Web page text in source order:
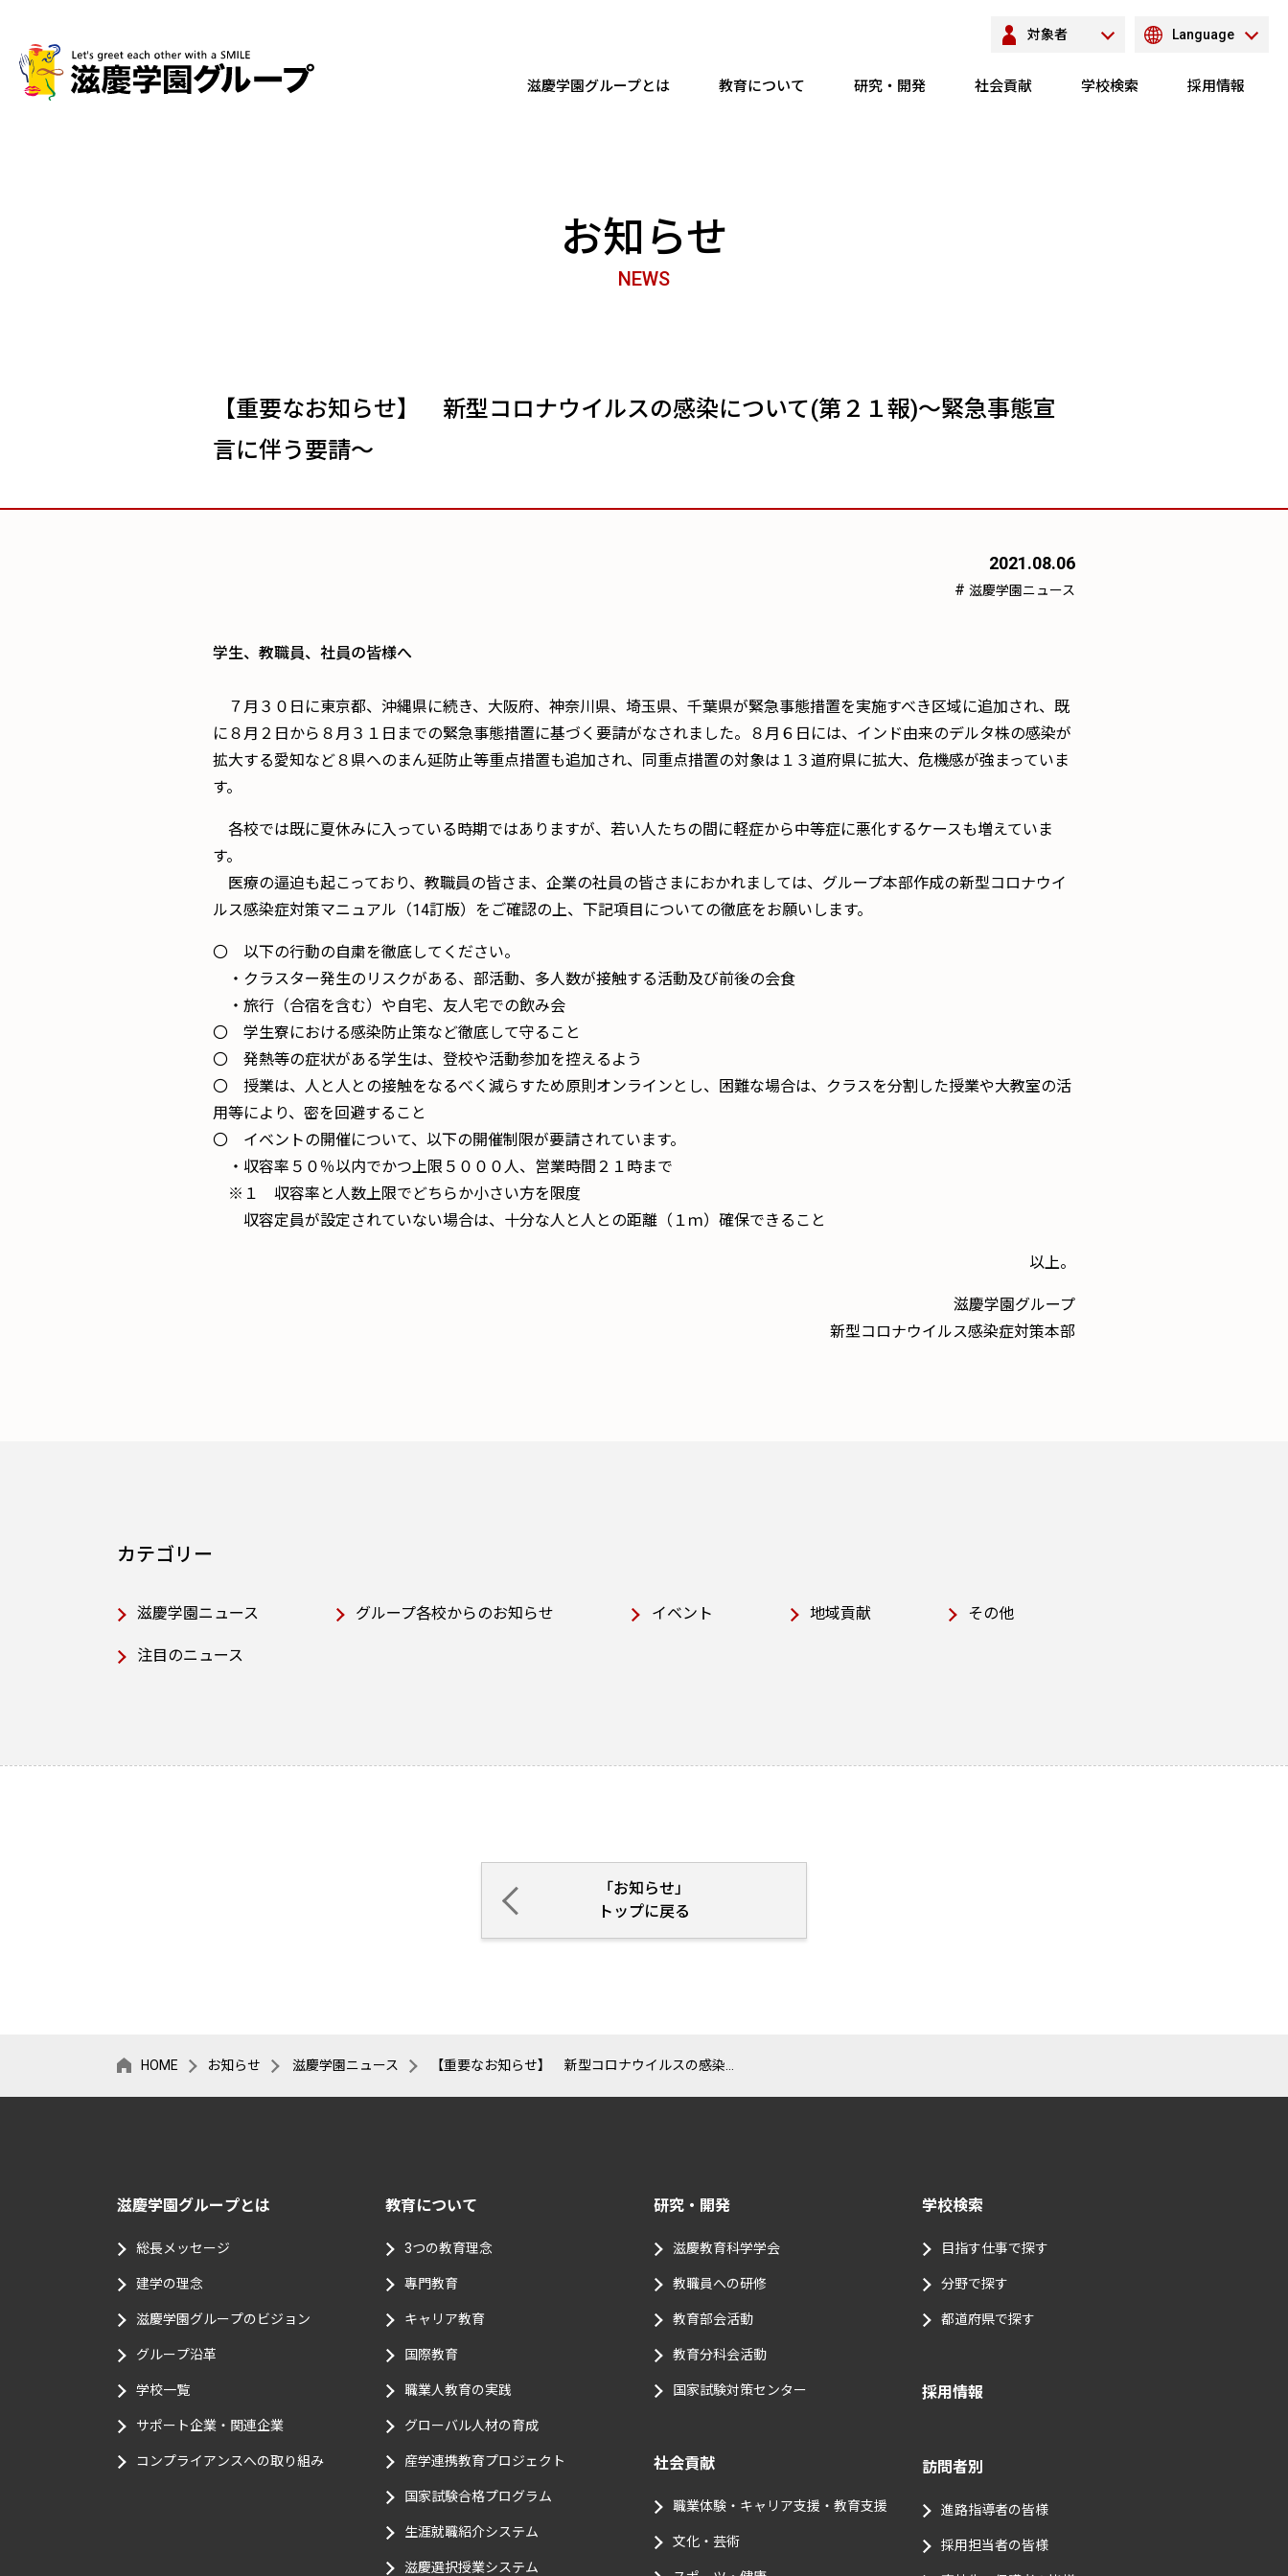
滋慶学園グループとは 教育について 研究・開発 社会貢献 学校検索 採用情報
対象者 Language
お知らせ
NEWS
【重要なお知らせ】 新型コロナウイルスの感染について(第２１報)～緊急事態宣
言に伴う要請～
2021.08.06
# 滋慶学園ニュース
学生、教職員、社員の皆様へ
７月３０日に東京都、沖縄県に続き、大阪府、神奈川県、埼玉県、千葉県が緊急事態措置を実施すべき区域に追加され、既
に８月２日から８月３１日までの緊急事態措置に基づく要請がなされました。８月６日には、インド由来のデルタ株の感染が
拡大する愛知など８県へのまん延防止等重点措置も追加され、同重点措置の対象は１３道府県に拡大、危機感が強まっていま
す。
各校では既に夏休みに入っている時期ではありますが、若い人たちの間に軽症から中等症に悪化するケースも増えていま
す。
医療の逼迫も起こっており、教職員の皆さま、企業の社員の皆さまにおかれましては、グループ本部作成の新型コロナウイ
ルス感染症対策マニュアル（14訂版）をご確認の上、下記項目についての徹底をお願いします。
〇 以下の行動の自粛を徹底してください。
・クラスター発生のリスクがある、部活動、多人数が接触する活動及び前後の会食
・旅行（合宿を含む）や自宅、友人宅での飲み会
〇 学生寮における感染防止策など徹底して守ること
〇 発熱等の症状がある学生は、登校や活動参加を控えるよう
〇 授業は、人と人との接触をなるべく減らすため原則オンラインとし、困難な場合は、クラスを分割した授業や大教室の活
用等により、密を回避すること
〇 イベントの開催について、以下の開催制限が要請されています。
・収容率５０％以内でかつ上限５０００人、営業時間２１時まで
※１ 収容率と人数上限でどちらか小さい方を限度
収容定員が設定されていない場合は、十分な人と人との距離（１ｍ）確保できること
以上。
滋慶学園グループ
新型コロナウイルス感染症対策本部
カテゴリー
滋慶学園ニュース グループ各校からのお知らせ イベント 地域貢献 その他
注目のニュース
「お知らせ」
トップに戻る
HOME お知らせ 滋慶学園ニュース 【重要なお知らせ】 新型コロナウイルスの感染について(第２１報)～緊急事態宣言に伴う要請～
滋慶学園グループとは
総⻑メッセージ
建学の理念
滋慶学園グループのビジョン
グループ沿革
学校一覧
サポート企業・関連企業
コンプライアンスへの取り組み
教育について
3つの教育理念
專門教育
キャリア教育
国際教育
職業人教育の実践
グローバル人材の育成
産学連携教育プロジェクト
国家試験合格プログラム
生涯就職紹介システム
滋慶選択授業システム
研究・開発
滋慶教育科学学会
教職員への研修
教育部会活動
教育分科会活動
国家試験対策センター
社会貢献
職業体験・キャリア支援・教育支援
文化・芸術
学校検索
目指す仕事で探す
分野で探す
都道府県で探す
採用情報
訪問者別
進路指導者の皆様
採用担当者の皆様